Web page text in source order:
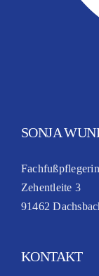
SONJA
Zehentleite 3
91462
KONTAKT